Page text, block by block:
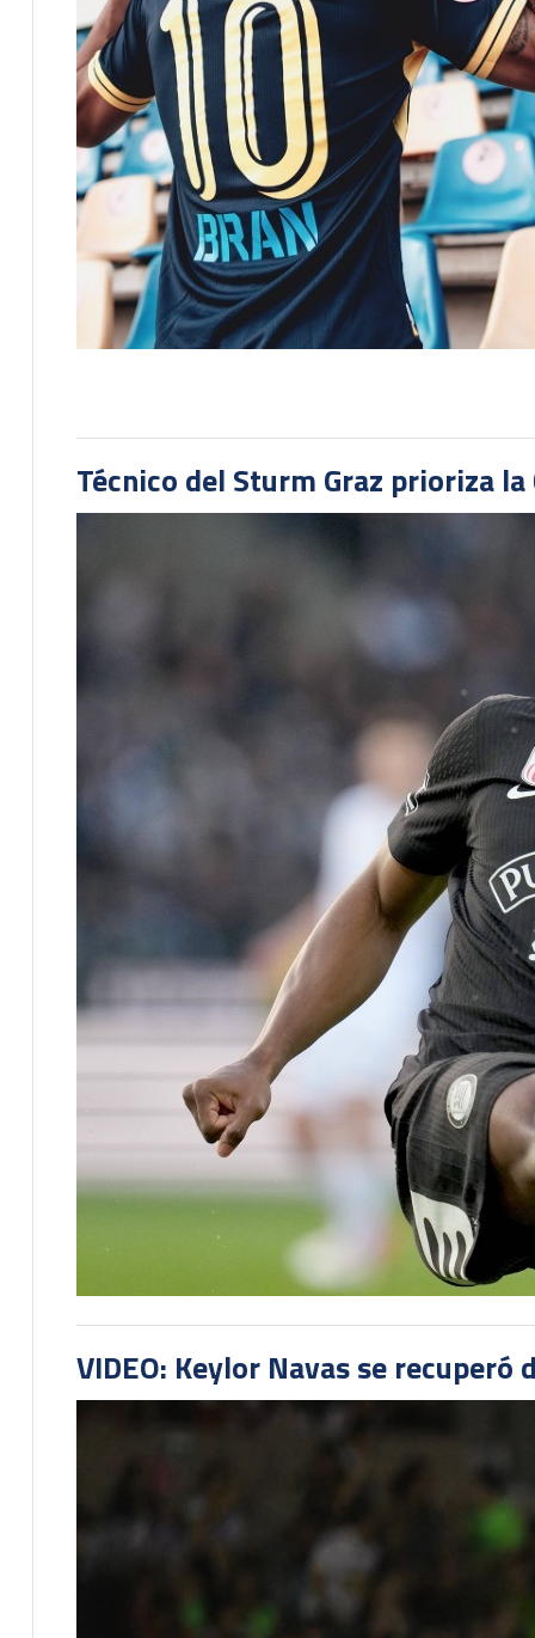
Técnico del Sturm Graz prioriza
VIDEO: Keylor Navas se